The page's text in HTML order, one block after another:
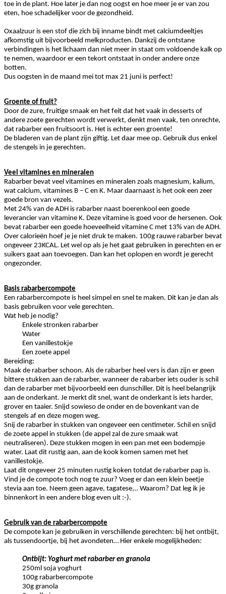
toe in de plant. Hoe later je dan nog oogst en hoe meer je er van zou
eten, hoe schadelijker voor de gezondheid.
Oxaalzuur is een stof die zich bij inname bindt met calciumdeeltjes
afkomstig uit bijvoorbeeld melkproducten. Dankzij de ontstane
verbindingen is het lichaam dan niet meer in staat om voldoende kalk op
te nemen, waardoor er een tekort ontstaat in onder andere onze
botten.
Dus oogsten in de maand mei tot max 21 juni is perfect!
Groente of fruit?
Door de zure, fruitige smaak en het feit dat het vaak in desserts of
andere zoete gerechten wordt verwerkt, denkt men vaak, ten onrechte,
dat rabarber een fruitsoort is. Het is echter een groente!
De bladeren van de plant zijn giftig. Let daar mee op. Gebruik dus enkel
de stengels in je gerechten.
Veel vitamines en mineralen
Rabarber bevat veel vitamines en mineralen zoals magnesium, kalium,
wat calcium, vitamines B – C en K. Maar daarnaast is het ook een zeer
goede bron van vezels.
Met 24% van de ADH is rabarber naast boerenkool een goede
leverancier van vitamine K. Deze vitamine is goed voor de hersenen. Ook
bevat rabarber een goede hoeveelheid vitamine C met 13% van de ADH.
Over calorieën hoef je je niet druk te maken. 100g rauwe rabarber bevat
ongeveer 23KCAL. Let wel op als je het gaat gebruiken in gerechten en er
suikers gaat aan toevoegen. Dan kan het oplopen en wordt je gerecht
ongezonder.
Basis rabarbercompote
Een rabarbercompote is heel simpel en snel te maken. Dit kan je dan als
basis gebruiken voor vele gerechten.
Wat heb je nodig?
Enkele stronken rabarber
Water
Een vanillestokje
Een zoete appel
Bereiding:
Maak de rabarber schoon. Als de rabarber heel vers is dan zijn er geen
bittere stukken aan de rabarber, wanneer de rabarber iets ouder is schil
dan de rabarber met bijvoorbeeld een dunschiller. Dit is heel belangrijk
aan de onderkant. Je merkt dit snel, want de onderkant is iets harder,
grover en taaier. Snijd sowieso de onder en de bovenkant van de
stengels af en deze mogen weg.
Snij de rabarber in stukken van ongeveer een centimeter. Schil en snijd
de zoete appel in stukken (de appel zal de zure smaak wat
neutraliseren). Deze stukken mogen in een pan met een bodempje
water. Laat dit rustig aan, aan de kook komen samen met het
vanillestokje.
Laat dit ongeveer 25 minuten rustig koken totdat de rabarber pap is.
Vind je de compote toch nog te zuur? Voeg er dan een klein beetje
stevia aan toe. Neem geen agave, tagatese,.. Waarom? Dat leg ik je
binnenkort in een andere blog even uit :-).
Gebruik van de rabarbercompote
De compote kan je gebruiken in verschillende gerechten: bij het ontbijt,
als tussendoortje, bij het avondeten… Hier enkele mogelijkheden:
Ontbijt: Yoghurt met rabarber en granola
250ml soja yoghurt
100g rabarbercompote
30g granola